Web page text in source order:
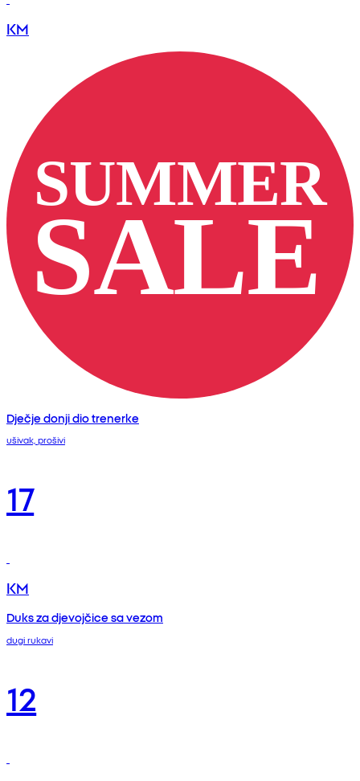
KM
Dječje donji dio trenerke
ušivak, prošivi
17
KM
Duks za djevojčice sa vezom
dugi rukavi
12